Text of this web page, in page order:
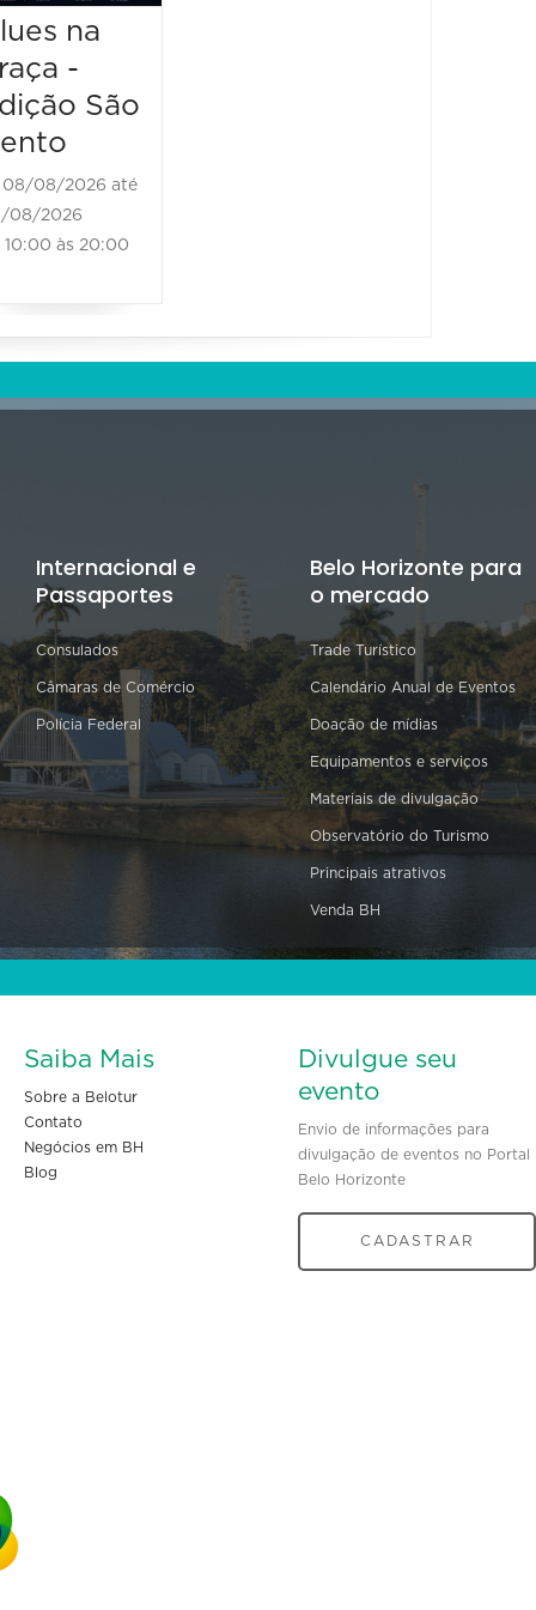
na
-
São
08/08/2026 até
08/2026
às 20:00
Internacional e
Passaportes
Consulados
Câmaras de Comércio
Polícia Federal
Belo Horizonte para
o mercado
Trade Turístico
Calendário Anual de Eventos
Doação de mídias
Equipamentos e serviços
Materiais de divulgação
Observatório do Turismo
Principais atrativos
Venda BH
Saiba Mais
Sobre a Belotur
Contato
Negócios em BH
Blog
Divulgue seu
evento
Envio de informações para
divulgação de eventos no Portal
Belo Horizonte
CADASTRAR